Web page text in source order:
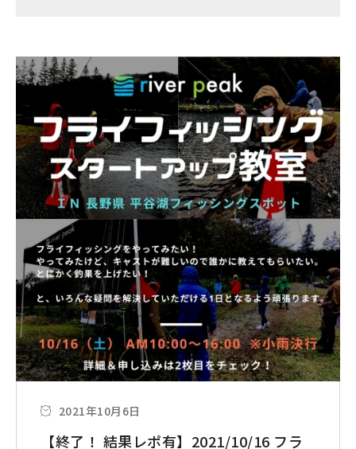
2021年10月6日
【終了！ 結果レポ有】2021/10/16 フラ